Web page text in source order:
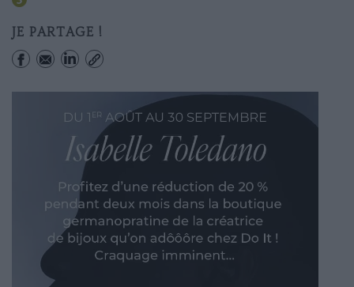
JE PARTAGE !